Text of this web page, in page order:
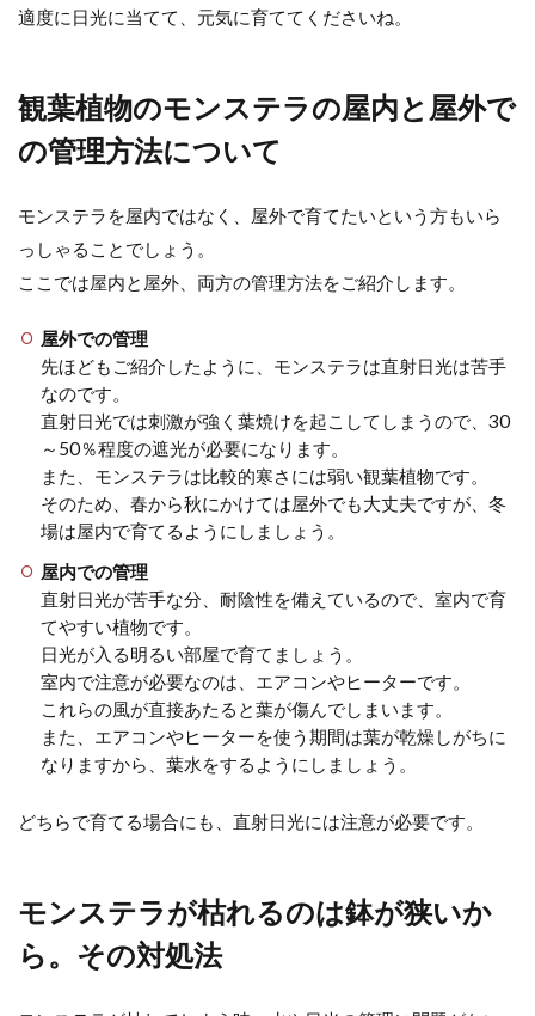
適度に日光に当てて、元気に育ててくださいね。
観葉植物のモンステラの屋内と屋外で
の管理方法について
モンステラを屋内ではなく、屋外で育てたいという方もいら
っしゃることでしょう。
ここでは屋内と屋外、両方の管理方法をご紹介します。
屋外での管理
先ほどもご紹介したように、モンステラは直射日光は苦手
なのです。
直射日光では刺激が強く葉焼けを起こしてしまうので、30
～50％程度の遮光が必要になります。
また、モンステラは比較的寒さには弱い観葉植物です。
そのため、春から秋にかけては屋外でも大丈夫ですが、冬
場は屋内で育てるようにしましょう。
屋内での管理
直射日光が苦手な分、耐陰性を備えているので、室内で育
てやすい植物です。
日光が入る明るい部屋で育てましょう。
室内で注意が必要なのは、エアコンやヒーターです。
これらの風が直接あたると葉が傷んでしまいます。
また、エアコンやヒーターを使う期間は葉が乾燥しがちに
なりますから、葉水をするようにしましょう。
どちらで育てる場合にも、直射日光には注意が必要です。
モンステラが枯れるのは鉢が狭いか
ら。その対処法